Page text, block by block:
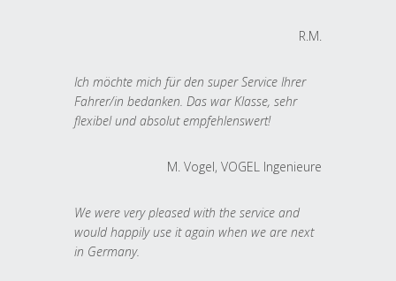
R.M.
Ich möchte mich für den super Service Ihrer
Fahrer/in bedanken. Das war Klasse, sehr
flexibel und absolut empfehlenswert!
M. Vogel, VOGEL Ingenieure
We were very pleased with the service and
would happily use it again when we are next
in Germany.